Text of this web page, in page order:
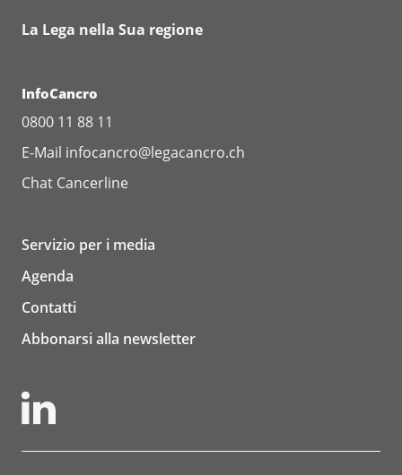
La Lega nella Sua regione
InfoCancro
0800 11 88 11
E-Mail infocancro@legacancro.ch
Chat Cancerline
Servizio per i media
Agenda
Contatti
Abbonarsi alla newsletter